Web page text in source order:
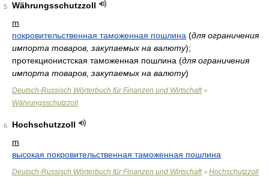
5
Währungsschutzzoll
m
покровительственная таможенная пошлина (для ограничения
импорта товаров, закупаемых на валюту);
протекционистская таможенная пошлина (для ограничения
импорта товаров, закупаемых на валюту)
Deutsch-Russisch Wörterbuch für Finanzen und Wirtschaft>
Währungsschutzzoll
6
Hochschutzzoll
m
высокая покровительственная таможенная пошлина
Deutsch-Russisch Wörterbuch für Finanzen und Wirtschaft> Hochschutzzoll